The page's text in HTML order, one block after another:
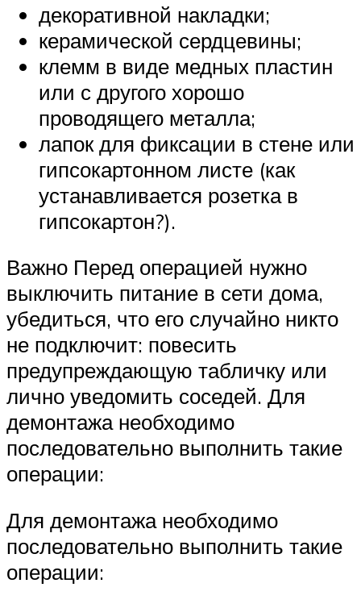
декоративной накладки;
керамической сердцевины;
клемм в виде медных пластин
или с другого хорошо
проводящего металла;
лапок для фиксации в стене или
гипсокартонном листе (как
устанавливается розетка в
гипсокартон?).
Важно Перед операцией нужно
выключить питание в сети дома,
убедиться, что его случайно никто
не подключит: повесить
предупреждающую табличку или
лично уведомить соседей. Для
демонтажа необходимо
последовательно выполнить такие
операции:
Для демонтажа необходимо
последовательно выполнить такие
операции: